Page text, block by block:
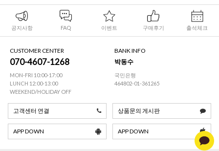
공지사항 FAQ 이벤트 구매후기 출석체크
CUSTOMER CENTER
070-4607-1268
MON-FRI 10:00-17:00
LUNCH 12:00-13:00
WEEKEND/HOLIDAY OFF
BANK INFO
박동수
국민은행
464802-01-361265
고객센터 연결 상품문의 게시판
APP DOWN APP DOWN